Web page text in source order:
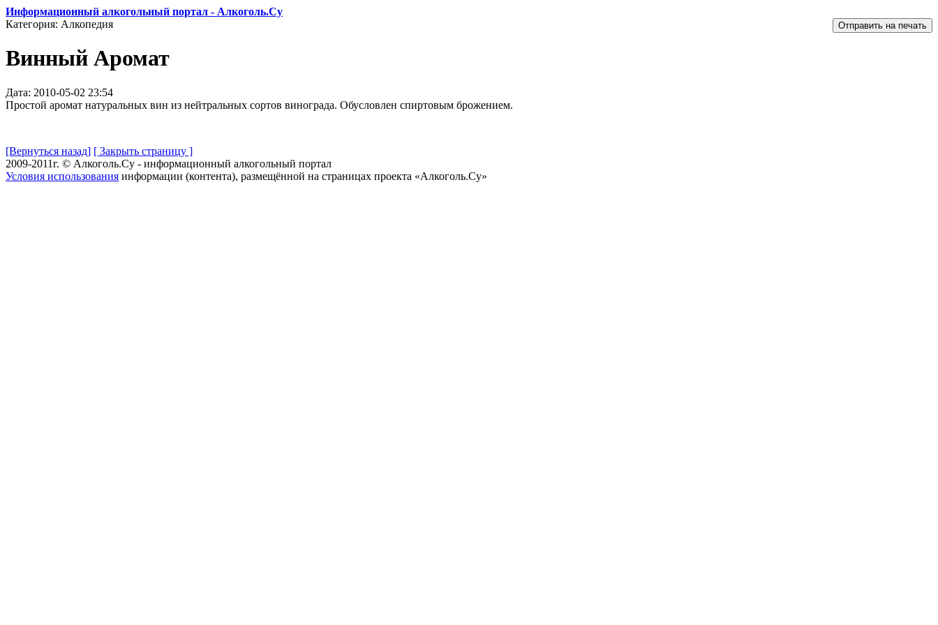
Информационный алкогольный портал - Алкоголь.Су
Категория: Алкопедия
Винный Аромат
Дата: 2010-05-02 23:54
Простой аромат натуральных вин из нейтральных сортов винограда. Обусловлен спиртовым брожением.
[Вернуться назад] [ Закрыть страницу ]
2009-2011г. © Алкоголь.Су - информационный алкогольный портал
Условия использования информации (контента), размещённой на страницах проекта «Алкоголь.Су»